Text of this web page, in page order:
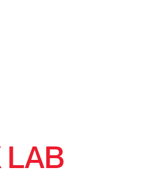
LAB